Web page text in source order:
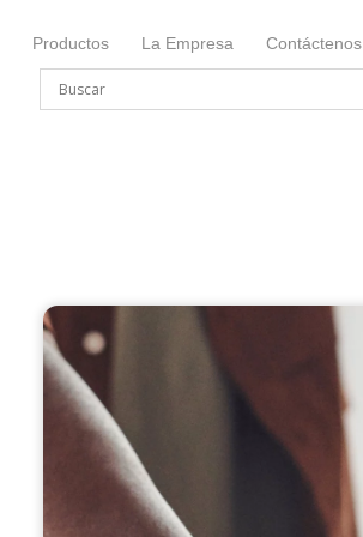
Productos La Empresa Contáctenos